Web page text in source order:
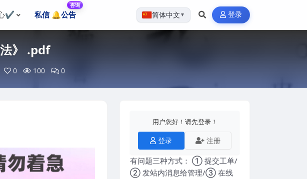
✔️ 私信 🔔公告
咨询
简体中文 ▼ 登录
》 .pdf
0 100 0
用户您好！请先登录！
登录 注册
有问题三种方式： ① 提交工单/
② 发站内消息给管理/③ 在线